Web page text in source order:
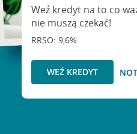
Weź kredyt na to co
nie muszą czekać!
RRSO: 9,6%
WEŹ KREDYT